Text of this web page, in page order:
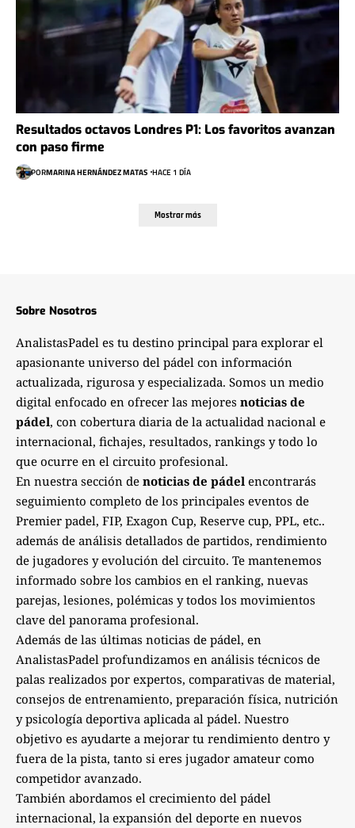
Resultados octavos Londres P1: Los favoritos avanzan
con paso firme
PORMARINA HERNÁNDEZ MATAS HACE 1 DÍA
Mostrar más
Sobre Nosotros
AnalistasPadel es tu destino principal para explorar el
apasionante universo del pádel con información
actualizada, rigurosa y especializada. Somos un medio
digital enfocado en ofrecer las mejores noticias de
pádel, con cobertura diaria de la actualidad nacional e
internacional, fichajes, resultados, rankings y todo lo
que ocurre en el circuito profesional.
En nuestra sección de noticias de pádel encontrarás
seguimiento completo de los principales eventos de
Premier padel, FIP, Exagon Cup, Reserve cup, PPL, etc..
además de análisis detallados de partidos, rendimiento
de jugadores y evolución del circuito. Te mantenemos
informado sobre los cambios en el ranking, nuevas
parejas, lesiones, polémicas y todos los movimientos
clave del panorama profesional.
Además de las últimas noticias de pádel, en
AnalistasPadel profundizamos en análisis técnicos de
palas realizados por expertos, comparativas de material,
consejos de entrenamiento, preparación física, nutrición
y psicología deportiva aplicada al pádel. Nuestro
objetivo es ayudarte a mejorar tu rendimiento dentro y
fuera de la pista, tanto si eres jugador amateur como
competidor avanzado.
También abordamos el crecimiento del pádel
internacional, la expansión del deporte en nuevos